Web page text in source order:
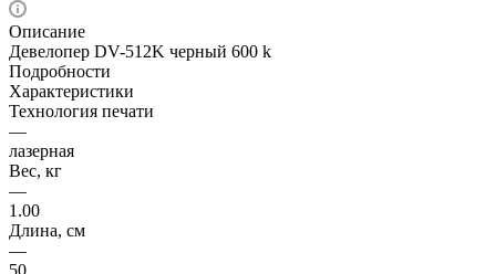
Описание
Девелопер DV-512K черный 600 k
Подробности
Характеристики
Технология печати
—
лазерная
Вес, кг
—
1.00
Длина, см
—
50